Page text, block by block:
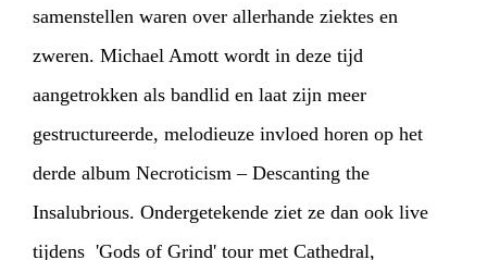
samenstellen waren over allerhande ziektes en
zweren. Michael Amott wordt in deze tijd
aangetrokken als bandlid en laat zijn meer
gestructureerde, melodieuze invloed horen op het
derde album Necroticism – Descanting the
Insalubrious. Ondergetekende ziet ze dan ook live
tijdens 'Gods of Grind' tour met Cathedral,